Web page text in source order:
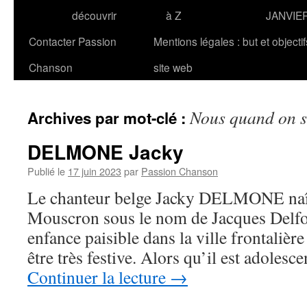
découvrir
à Z
Contacter Passion
Chanson
Mentions légales : but et
site web
Archives par mot-clé :Nous quand on
DELMONE Jacky
Publié le 17 juin 2023 par Passion Chanson
Le chanteur belge Jacky DELMONE
Mouscron sous le nom de Jacques
enfance paisible dans la ville
être très festive. Alors qu’il est
Continuer la lecture →